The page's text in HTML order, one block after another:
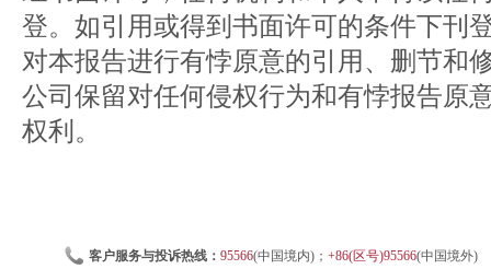
登。如引用或得到书面许可的条件下刊
对本报告进行有悖原意的引用、删节和
公司保留对任何侵权行为和有悖报告原
权利。
客户服务与投诉热线： 95566(中国境内)； +86(区号)95566(中国境外)